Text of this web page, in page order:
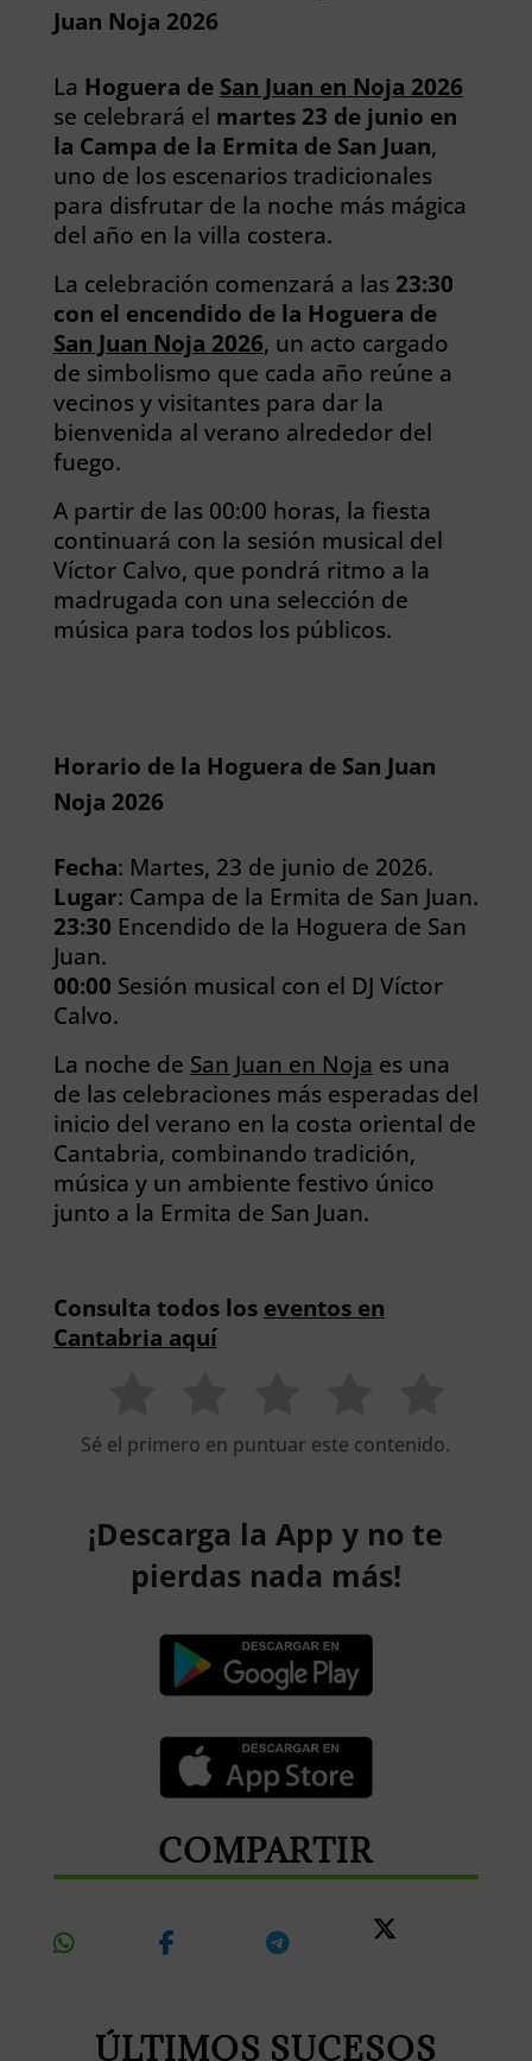
Juan Noja 2026
La Hoguera de San Juan en Noja 2026
se celebrará el martes 23 de junio en
la Campa de la Ermita de San Juan,
uno de los escenarios tradicionales
para disfrutar de la noche más mágica
del año en la villa costera.
La celebración comenzará a las 23:30
con el encendido de la Hoguera de
San Juan Noja 2026, un acto cargado
de simbolismo que cada año reúne a
vecinos y visitantes para dar la
bienvenida al verano alrededor del
fuego.
A partir de las 00:00 horas, la fiesta
continuará con la sesión musical del
Víctor Calvo, que pondrá ritmo a la
madrugada con una selección de
música para todos los públicos.
Horario de la Hoguera de San Juan
Noja 2026
Fecha: Martes, 23 de junio de 2026.
Lugar: Campa de la Ermita de San Juan.
23:30 Encendido de la Hoguera de San
Juan.
00:00 Sesión musical con el DJ Víctor
Calvo.
La noche de San Juan en Noja es una
de las celebraciones más esperadas del
inicio del verano en la costa oriental de
Cantabria, combinando tradición,
música y un ambiente festivo único
junto a la Ermita de San Juan.
Consulta todos los eventos en
Cantabria aquí
Sé el primero en puntuar este contenido.
¡Descarga la App y no te
pierdas nada más!
COMPARTIR
ÚLTIMOS SUCESOS